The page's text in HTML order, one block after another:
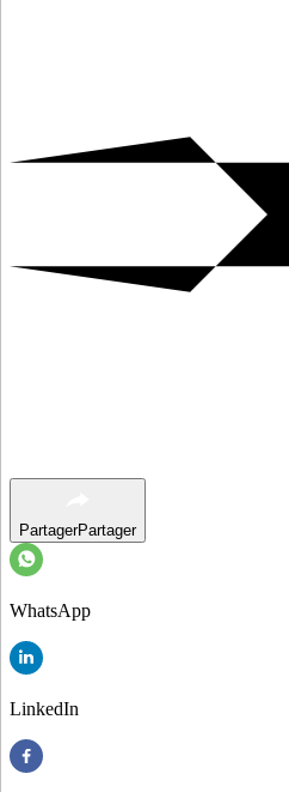
PartagerPartager
WhatsApp
LinkedIn